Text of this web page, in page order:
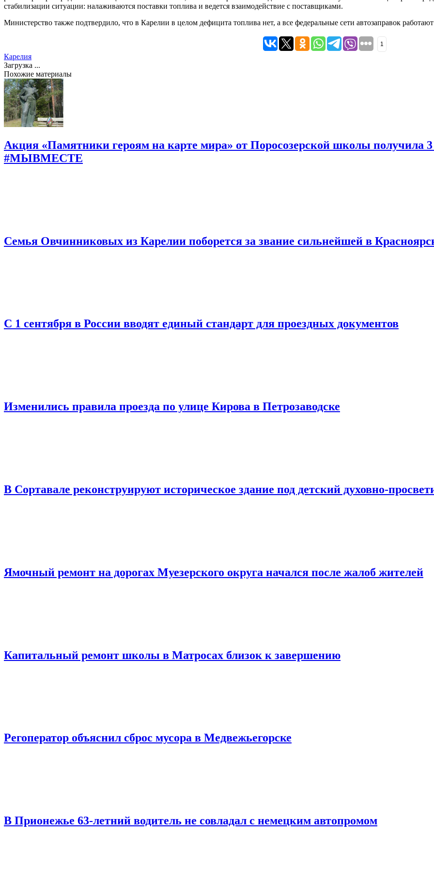
стабилизации ситуации: налаживаются поставки топлива и ведется взаимодействие с поставщиками.
Министерство также подтвердило, что в Карелии в целом дефицита топлива нет, а все федеральные сети автозаправок
1
Карелия
Загрузка ...
Похожие материалы
Акция «Памятники героям на карте мира» от Поросозерской школы получила
#МЫВМЕСТЕ
Семья Овчинниковых из Карелии поборется за звание сильнейшей в
С 1 сентября в России вводят единый стандарт для проездных документов
Изменились правила проезда по улице Кирова в Петрозаводске
В Сортавале реконструируют историческое здание под детский духовно-
Ямочный ремонт на дорогах Муезерского округа начался после жалоб жителей
Капитальный ремонт школы в Матросах близок к завершению
Регоператор объяснил сброс мусора в Медвежьегорске
В Прионежье 63-летний водитель не совладал с немецким автопромом